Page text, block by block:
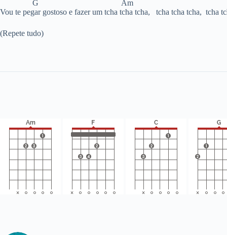
G Am
Vou te pegar gostoso e fazer um tcha tcha tcha, tcha tcha tcha, tcha
(Repete tudo)